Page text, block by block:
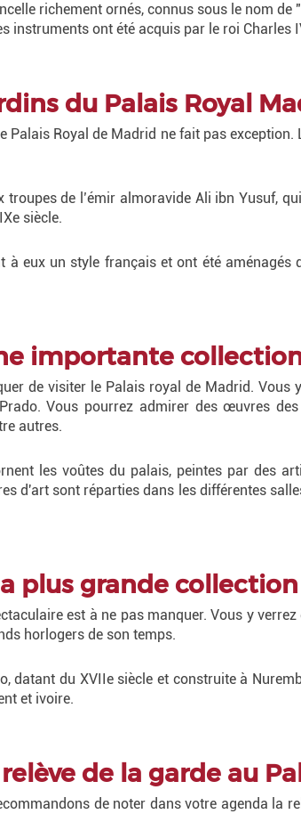
richement ornés, connus sous le nom
instruments ont été acquis par le roi Charles
du Palais Royal
Palais Royal de Madrid ne fait pas
de l’émir almoravide Ali ibn Yusuf,
siècle.
eux un style français et ont été aménagés
importante
de visiter le Palais royal de Madrid. Vous
Vous pourrez admirer des œuvres
autres.
les voûtes du palais, peintes par des
d'art sont réparties dans les différentes
plus grande
est à ne pas manquer. Vous y
horlogers de son temps.
datant du XVIIe siècle et construite à
et ivoire.
de la garde au
de noter dans votre agenda la